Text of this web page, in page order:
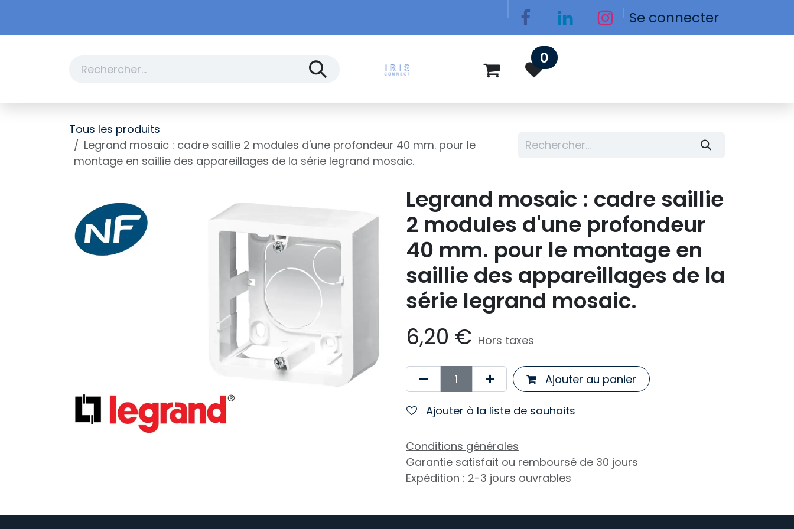
Se connecter
0
Tous les produits
Legrand mosaic : cadre saillie 2 modules d'une profondeur 40 mm. pour le
montage en saillie des appareillages de la série legrand mosaic.
Legrand mosaic : cadre saillie
2 modules d'une profondeur
40 mm. pour le montage en
saillie des appareillages de la
série legrand mosaic.
6,20 € Hors taxes
Ajouter au panier
Ajouter à la liste de souhaits
Conditions générales
Garantie satisfait ou remboursé de 30 jours
Expédition : 2-3 jours ouvrables